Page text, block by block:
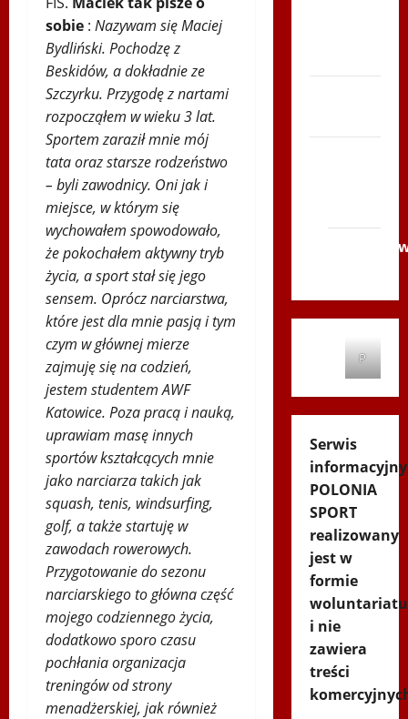
sobie : Nazywam się Maciej
Bydliński. Pochodzę z
Beskidów, a dokładnie ze
Szczyrku. Przygodę z nartami
rozpocząłem w wieku 3 lat.
Sportem zaraził mnie mój
tata oraz starsze rodzeństwo
– byli zawodnicy. Oni jak i
miejsce, w którym się
wychowałem spowodowało,
że pokochałem aktywny tryb
życia, a sport stał się jego
sensem. Oprócz narciarstwa,
które jest dla mnie pasją i tym
czym w głównej mierze
zajmuję się na codzień,
jestem studentem AWF
Katowice. Poza pracą i nauką,
uprawiam masę innych
sportów kształcących mnie
jako narciarza takich jak
squash, tenis, windsurfing,
golf, a także startuję w
zawodach rowerowych.
Przygotowanie do sezonu
narciarskiego to główna część
mojego codziennego życia,
dodatkowo sporo czasu
pochłania organizacja
treningów od strony
menadżerskiej, jak również
P
Serwis
informacyjny
POLONIA
SPORT
realizowany
jest w
formie
woluntariatu
i nie
zawiera
treści